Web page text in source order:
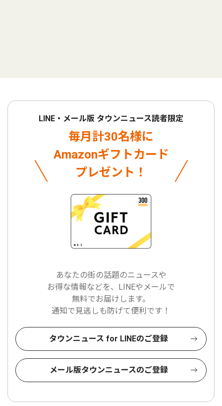
LINE・メール版 タウンニュース読者限定
毎月計30名様に
Amazonギフトカード
プレゼント！
あなたの街の話題のニュースや
お得な情報などを、LINEやメールで
無料でお届けします。
通知で見逃しも防げて便利です！
タウンニュース for LINEのご登録
メール版タウンニュースのご登録